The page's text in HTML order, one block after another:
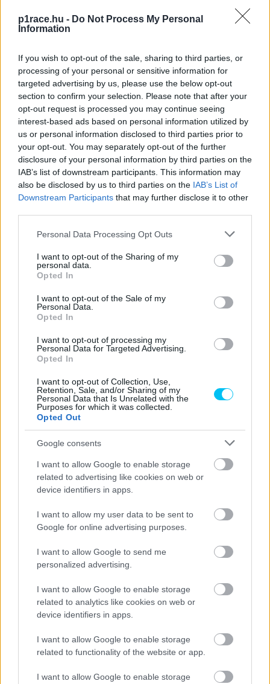
p1race.hu - Do Not Process My Personal
Information
If you wish to opt-out of the sale, sharing to third parties, or
processing of your personal or sensitive information for
targeted advertising by us, please use the below opt-out
section to confirm your selection. Please note that after your
opt-out request is processed you may continue seeing
interest-based ads based on personal information utilized by
us or personal information disclosed to third parties prior to
your opt-out. You may separately opt-out of the further
disclosure of your personal information by third parties on the
IAB’s list of downstream participants. This information may
also be disclosed by us to third parties on the IAB’s List of
Downstream Participants that may further disclose it to other
Please note that this website/app uses one or more Google
not limited to your visit or usage behaviour. You may click to
grant or deny consent to Google and its third-party tags to
use your data for below specified purposes in below Google
consent section.
Personal Data Processing Opt Outs
I want to opt-out of the Sharing of my
personal data.
Opted In
I want to opt-out of the Sale of my
Personal Data.
Opted In
I want to opt-out of processing my
Personal Data for Targeted Advertising.
Opted In
I want to opt-out of Collection, Use,
Retention, Sale, and/or Sharing of my
Personal Data that Is Unrelated with the
Purposes for which it was collected.
Opted Out
Google consents
I want to allow Google to enable storage
related to advertising like cookies on web or
device identifiers in apps.
I want to allow my user data to be sent to
Google for online advertising purposes.
I want to allow Google to send me
personalized advertising.
I want to allow Google to enable storage
related to analytics like cookies on web or
device identifiers in apps.
I want to allow Google to enable storage
related to functionality of the website or app.
I want to allow Google to enable storage
Sebők Máté
- Advertisment -